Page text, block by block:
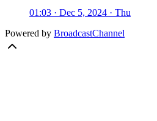
01:03 · Dec 5, 2024 · Thu
Powered by BroadcastChannel